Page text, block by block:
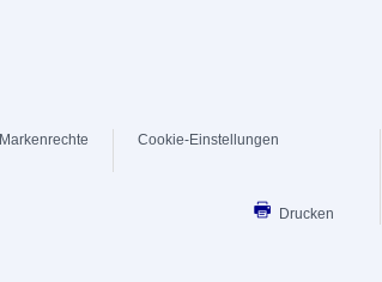
Markenrechte Cookie-Einstellungen
Drucken